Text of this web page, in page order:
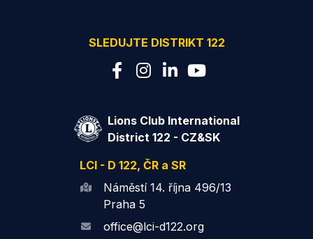
SLEDUJTE DISTRIKT 122
Lions Club International
District 122 - CZ&SK
LCI - D 122, ČR a SR
Náměstí 14. října 496/13
Praha 5
office@lci-d122.org